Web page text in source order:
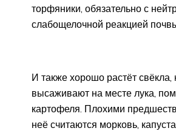
торфяники, обязательно с
слабощелочной реакцией
И также хорошо растёт свёкла,
высаживают на месте лука,
картофеля. Плохими
неё считаются морковь, капуста.